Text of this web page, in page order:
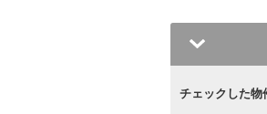
チェックした物